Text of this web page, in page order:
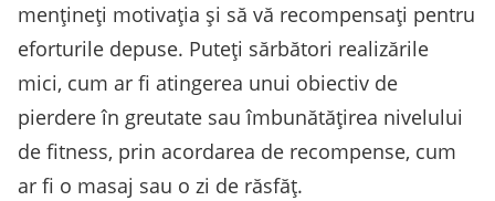
mențineți motivația și să vă recompensați pentru
eforturile depuse. Puteți sărbători realizările
mici, cum ar fi atingerea unui obiectiv de
pierdere în greutate sau îmbunătățirea nivelului
de fitness, prin acordarea de recompense, cum
ar fi o masaj sau o zi de răsfăț.